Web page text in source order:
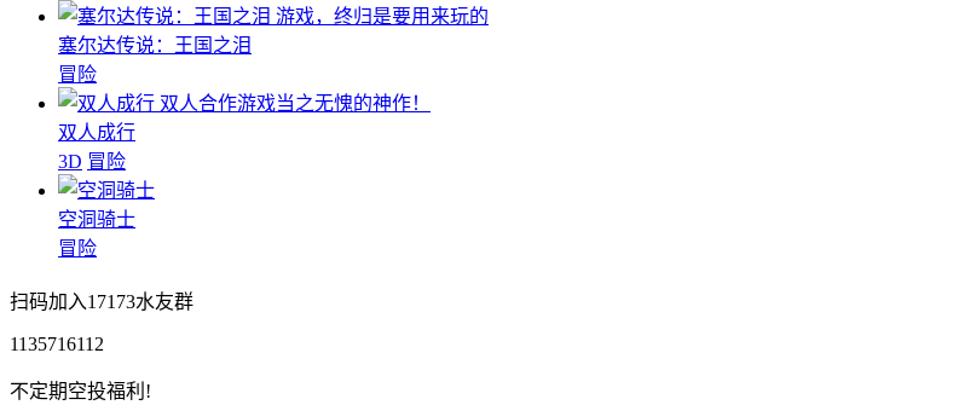
游戏，终归是要用来玩的
塞尔达传说：王国之泪
冒险
双人合作游戏当之无愧的神作！
双人成行
3D 冒险
空洞骑士
冒险
扫码加入17173水友群
1135716112
不定期空投福利!